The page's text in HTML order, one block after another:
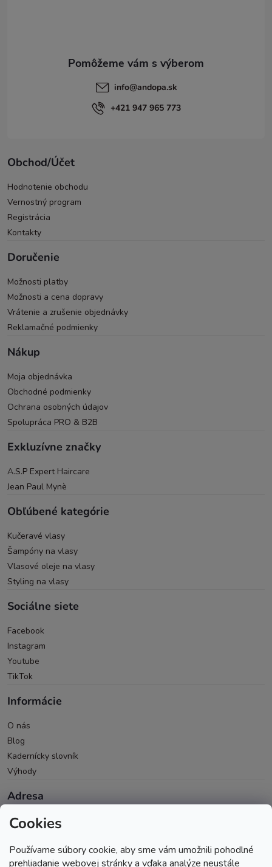
Cookies
Používame súbory cookie, aby sme vám umožnili pohodlné
prehliadanie webovej stránky a vďaka analýze neustále
info@andopa.sk
+421 947 965 773
Obchod/Účet
Hodnotenie obchodu
Vernostný program
Registrácia
Kontakty
Doručenie
Možnosti platby
Možnosti a cena dopravy
Vrátenie a zrušenie objednávky
Reklamačné podmienky
Nákup
Moja objednávka
Obchodné podmienky
Ochrana osobných údajov
Spolupráca PRO & B2B
Exkluzívne značky
A.S.P Expert Haircare
Jean Paul Mynè
Obľúbené kategórie
Kučeravé vlasy
Šampóny na vlasy
Vlasové oleje na vlasy
Styling na vlasy
Sociálne siete
Facebook
Instagram
Youtube
TikTok
Informácie
O nás
Blog
Kadernícky slovník
Výhody
Adresa
Oravická 614/14
Okres Tvrdošín